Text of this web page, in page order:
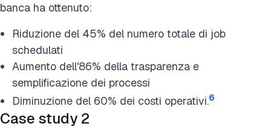
banca ha ottenuto:
Riduzione del 45% del numero totale di job
schedulati
Aumento dell'86% della trasparenza e
semplificazione dei processi
Diminuzione del 60% dei costi operativi.6
Case study 2